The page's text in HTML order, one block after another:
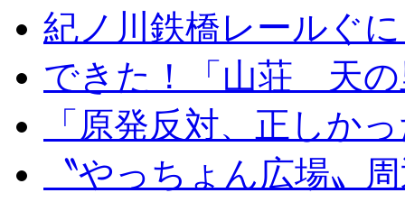
紀ノ川鉄橋レールぐ
できた！「山荘 天の
「原発反対、正しか
〝やっちょん広場〟